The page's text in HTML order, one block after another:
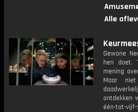
Alle
Gewone
hen doet.
mening
Maar
ontdekken
één-tot-